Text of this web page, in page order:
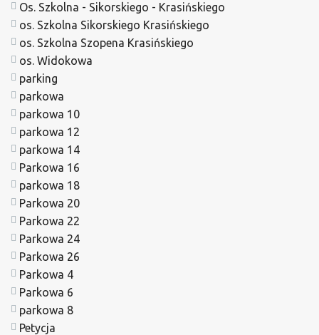
Os. Szkolna - Sikorskiego - Krasińskiego
os. Szkolna Sikorskiego Krasińskiego
os. Szkolna Szopena Krasińskiego
os. Widokowa
parking
parkowa
parkowa 10
parkowa 12
parkowa 14
Parkowa 16
parkowa 18
Parkowa 20
Parkowa 22
Parkowa 24
Parkowa 26
Parkowa 4
Parkowa 6
parkowa 8
Petycja